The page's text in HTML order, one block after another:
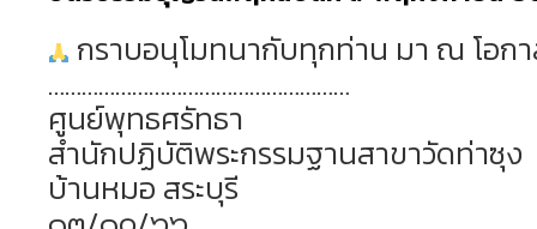
กราบอนุโมทนากับทุกท่าน มา ณ โอก
………………………………………………
ศูนย์พุทธศรัทธา
สำนักปฏิบัติพระกรรมฐานสาขาวัดท่าซุง
บ้านหมอ สระบุรี